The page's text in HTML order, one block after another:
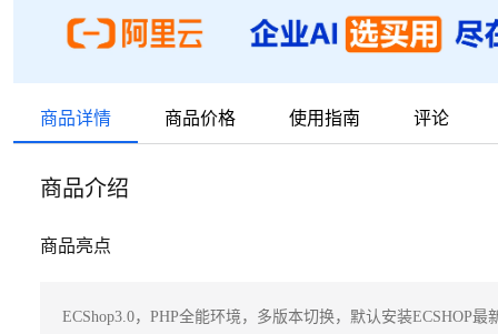
商品详情 商品价格 使用指南 评论
商品介绍
商品亮点
ECShop3.0，PHP全能环境，多版本切换，默认安装ECSHOP